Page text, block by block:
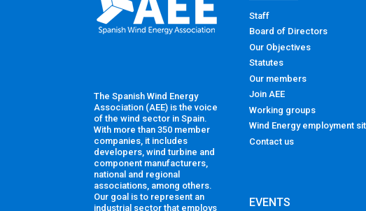
The Spanish Wind Energy
Association (AEE) is the voice
of the wind sector in Spain.
With more than 350 member
companies, it includes
developers, wind turbine and
component manufacturers,
national and regional
associations, among others.
Our goal is to represent an
industrial sector that employs
Staff
Board of Directors
Our Objectives
Statutes
Our members
Join AEE
Working groups
Wind Energy employment
Contact us
EVENTS